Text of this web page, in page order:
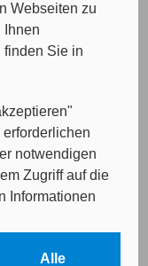
Webseiten zu
Ihnen
finden Sie in
notwendigen
Zugriff auf die
Informationen
in unseren
Abs. 1 lit. a
Alle